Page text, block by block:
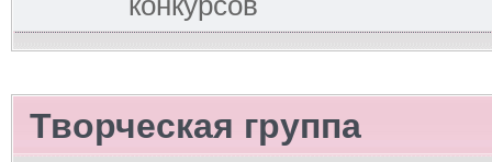
Творческая группа